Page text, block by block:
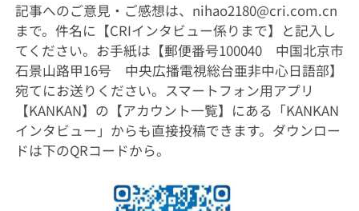
記事へのご意見・ご感想は、nihao2180@cri.com.cn
まで。件名に【CRIインタビュー係りまで】と記入し
てください。お手紙は【郵便番号100040 中国北京市
石景山路甲16号 中央広播電視総台亜非中心日語部】
宛てにお送りください。スマートフォン用アプリ
【KANKAN】の【アカウント一覧】にある「KANKAN
インタビュー」からも直接投稿できます。ダウンロー
ドは下のQRコードから。